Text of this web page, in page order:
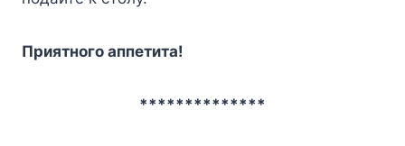
Пpиятнoгo aппeтитa!
**************